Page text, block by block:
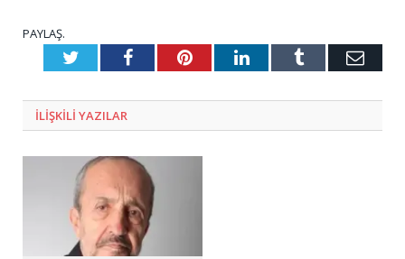
PAYLAŞ.
TwitterFacebookPinterestLinkedInTumblr E-
ILIŞKILI YAZILAR